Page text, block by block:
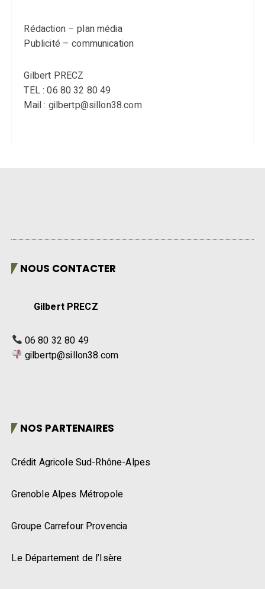
Rédaction – plan média
Publicité – communication
Gilbert PRECZ
TEL : 06 80 32 80 49
Mail : gilbertp@sillon38.com
NOUS CONTACTER
Gilbert PRECZ
06 80 32 80 49
gilbertp@sillon38.com
NOS PARTENAIRES
Crédit Agricole Sud-Rhône-Alpes
Grenoble Alpes Métropole
Groupe Carrefour Provencia
Le Département de l’Isère